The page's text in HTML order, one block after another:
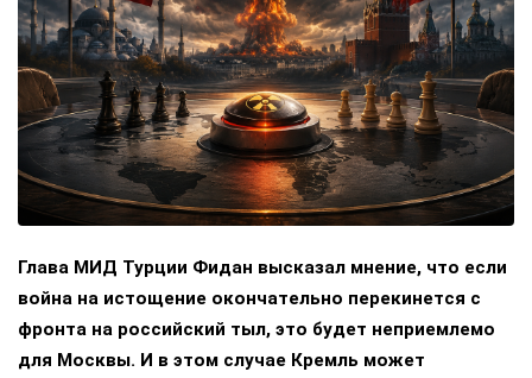
Глава МИД Турции Фидан высказал мнение, что если
война на истощение окончательно перекинется с
фронта на российский тыл, это будет неприемлемо
для Москвы. И в этом случае Кремль может